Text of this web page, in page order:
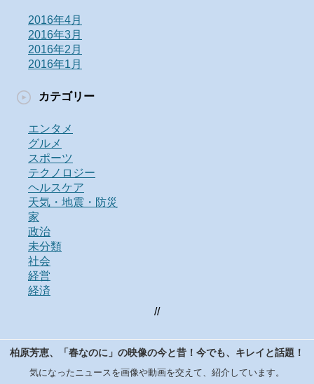
2016年4月
2016年3月
2016年2月
2016年1月
カテゴリー
エンタメ
グルメ
スポーツ
テクノロジー
ヘルスケア
天気・地震・防災
家
政治
未分類
社会
経営
経済
//
柏原芳恵、「春なのに」の映像の今と昔！今でも、キレイと話題！
気になったニュースを画像や動画を交えて、紹介しています。